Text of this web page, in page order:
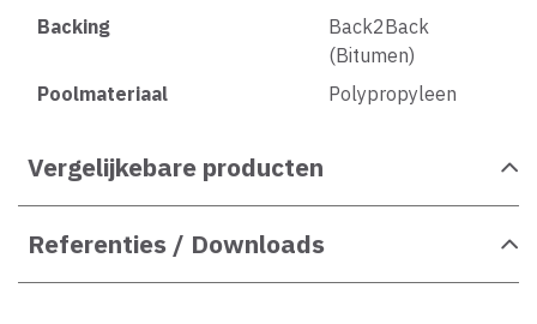
Backing
Back2Back
(Bitumen)
Poolmateriaal
Polypropyleen
Vergelijkebare producten
Referenties / Downloads